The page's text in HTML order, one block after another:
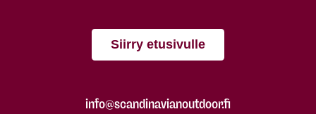
Siirry etusivulle
info@scandinavianoutdoor.fi